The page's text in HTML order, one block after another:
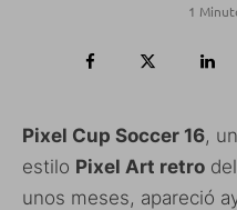
1
Pixel Cup Soccer 16,
estilo Pixel Art retro
unos meses, apareció